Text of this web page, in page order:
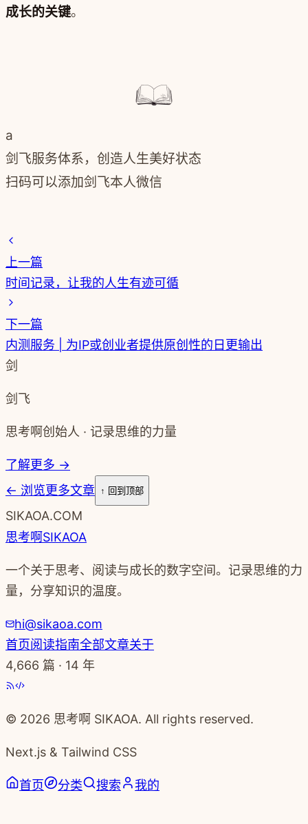
成长的关键。
a
剑飞服务体系，创造人生美好状态
扫码可以添加剑飞本人微信
上一篇
时间记录，让我的人生有迹可循
下一篇
内测服务 | 为IP或创业者提供原创性的日更输出
剑
剑飞
思考啊创始人 · 记录思维的力量
了解更多 →
← 浏览更多文章 ↑ 回到顶部
SIKAOA.COM
思考啊SIKAOA
一个关于思考、阅读与成长的数字空间。记录思维的力
量，分享知识的温度。
hi@sikaoa.com
首页阅读指南全部文章关于
4,666 篇 · 14 年
© 2026 思考啊 SIKAOA. All rights reserved.
Next.js & Tailwind CSS
首页 分类 搜索 我的